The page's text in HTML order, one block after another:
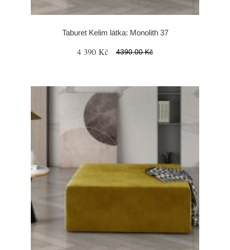
Taburet Kelim látka: Monolith 37
4 390 Kč 4390.00 Kč